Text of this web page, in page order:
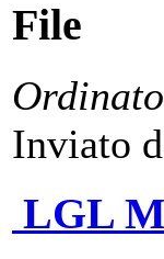
File
Inviato
LGL